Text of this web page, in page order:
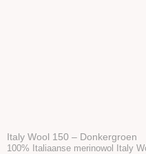
Italy Wool 150 – Donkergroen
100% Italiaanse merinowol Italy